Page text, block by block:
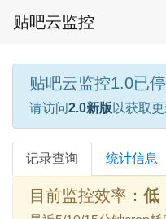
贴吧云监控
贴吧云监控1.0已
请访问2.0新版 以获取
记录查询 统计信息
目前监控效率： 低